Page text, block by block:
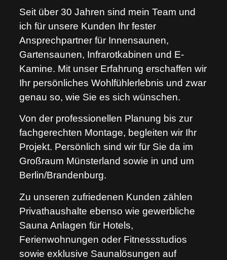
Seit über 30 Jahren sind mein Team und
ich für unsere Kunden Ihr fester
Ansprechpartner für Innensaunen,
Gartensaunen, Infrarotkabinen und E-
Kamine. Mit unser Erfahrung erschaffen wir
Ihr persönliches Wohlfühlerlebnis und zwar
genau so, wie Sie es sich wünschen.
Von der professionellen Planung bis zur
fachgerechten Montage, begleiten wir Ihr
Projekt. Persönlich sind wir für Sie da im
Großraum Münsterland sowie in und um
Berlin/Brandenburg.
Zu unseren zufriedenen Kunden zählen
Privathaushalte ebenso wie gewerbliche
Sauna Anlagen für Hotels,
Ferienwohnungen oder Fitnessstudios
sowie exklusive Saunalösungen auf